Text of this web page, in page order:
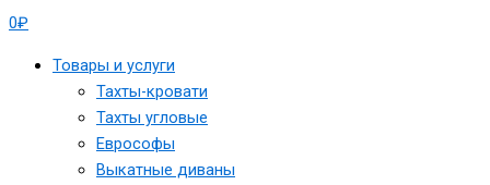
0₽
Товары и услуги
Тахты-кровати
Тахты угловые
Еврософы
Выкатные диваны